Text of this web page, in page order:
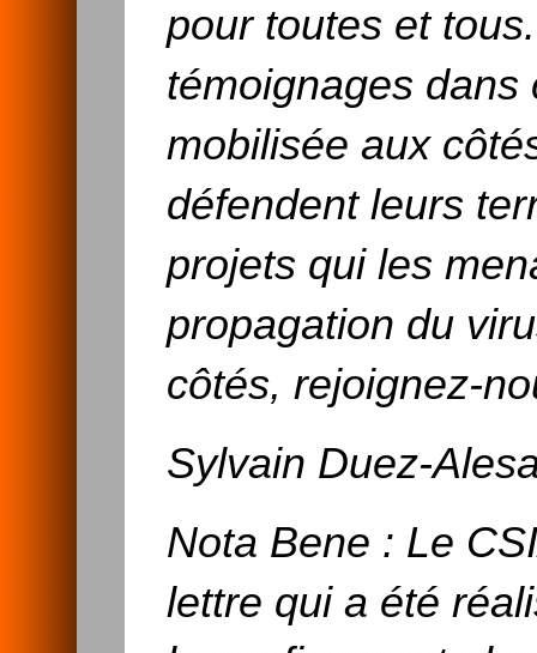
pour toutes et
témoignages
mobilisée aux
défendent leurs
projets qui les
propagation du
côtés, rejoignez-
Sylvain Duez-
Nota Bene : Le
lettre qui a été